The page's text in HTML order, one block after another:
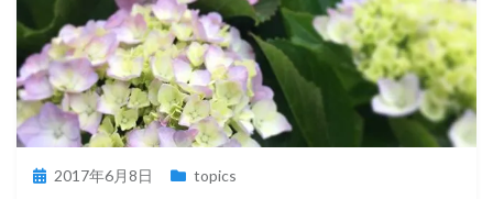
投 2017年6月8日 topics